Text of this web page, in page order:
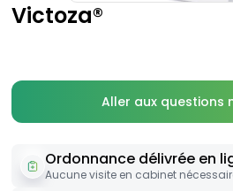
Victoza®
Aller aux questions
Ordonnance délivrée en
Aucune visite en cabinet